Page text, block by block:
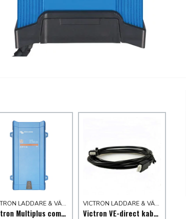
VICTRON LADDARE & VÄXELRIKTARE
Victron Multiplus compact växelriktare/laddare 12/24V
VICTRON LADDARE & VÄXELRIKTARE
Victron VE-direct kabel för MPPT display